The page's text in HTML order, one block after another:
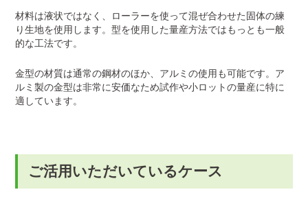
材料は液状ではなく、ローラーを使って混ぜ合わせた固体の練
り生地を使用します。型を使用した量産方法ではもっとも一般
的な工法です。
金型の材質は通常の鋼材のほか、アルミの使用も可能です。ア
ルミ製の金型は非常に安価なため試作や小ロットの量産に特に
適しています。
ご活用いただいているケース